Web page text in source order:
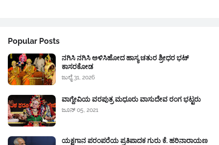
Popular Posts
ನಗಿಸಿ ನಗಿಸಿ ಅಳಿಸಿಹೋದ ಹಾಸ್ಯ ಚತುರ ಶ್ರೀಧರ ಭಟ್
ಕಾಸರಕೋಡ
ಜುಲೈ 31, 2026
ವಾಗ್ದೇವಿಯ ವರಪುತ್ರ ಮಧೂರು ವಾಸುದೇವ ರಂಗ ಭಟ್ಟರು
ಜೂನ್ 05, 2021
ಯಕ್ಷಗಾನ ಪರಂಪರೆಯ ಪ್ರತಿಪಾದಕ ಗುರು ಕೆ. ಹರಿನಾರಾಯಣ